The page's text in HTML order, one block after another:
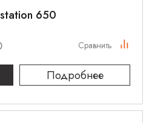
650
Подробнее
Сравнить